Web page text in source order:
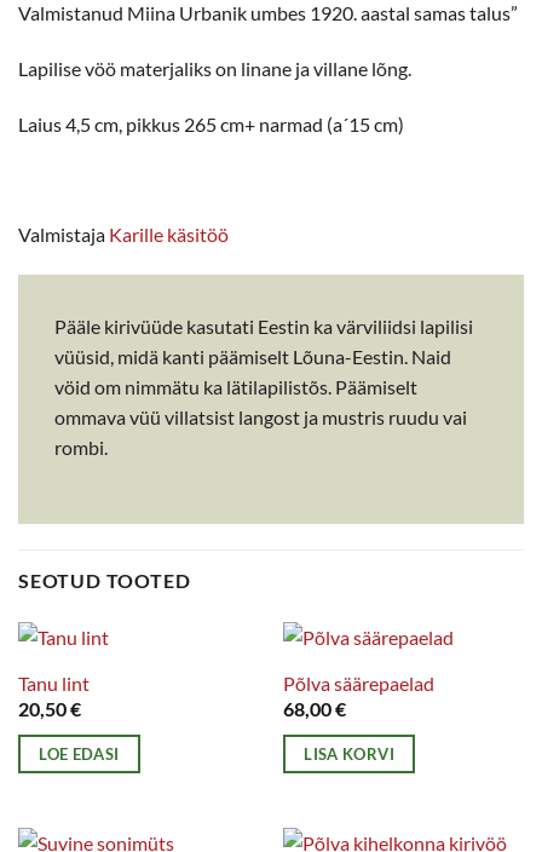
Valmistanud Miina Urbanik umbes 1920. aastal samas talus”
Lapilise vöö materjaliks on linane ja villane lõng.
Laius 4,5 cm, pikkus 265 cm+ narmad (a´15 cm)
Valmistaja Karille käsitöö
Pääle kirivüüde kasutati Eestin ka värviliidsi lapilisi
vüüsid, midä kanti päämiselt Lõuna-Eestin. Naid
vöid om nimmätu ka lätilapilistõs. Päämiselt
ommava vüü villatsist langost ja mustris ruudu vai
rombi.
SEOTUD TOOTED
Tanu lint
20,50€
LOE EDASI
Põlva säärepaelad
68,00€
LISA KORVI